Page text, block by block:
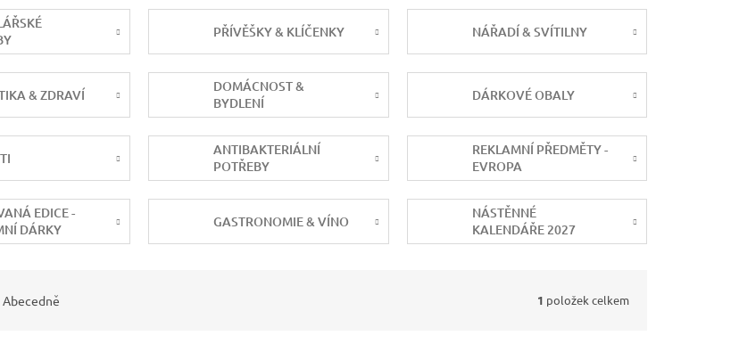
PŘÍVĚŠKY & KLÍČENKY NÁŘADÍ & SVÍTILNY
& ZDRAVÍ
DOMÁCNOST &
BYDLENÍ
DÁRKOVÉ OBALY
ANTIBAKTERIÁLNÍ
POTŘEBY
REKLAMNÍ PŘEDMĚTY -
EVROPA
EDICE -
DÁRKY
GASTRONOMIE & VÍNO
NÁSTĚNNÉ
KALENDÁŘE 2027
Abecedně 1 položek celkem